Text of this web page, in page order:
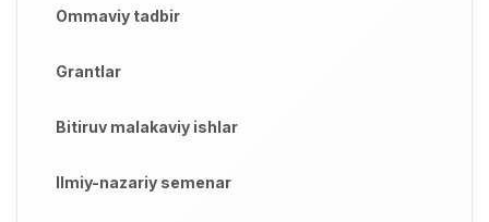
Ommaviy tadbir
Grantlar
Bitiruv malakaviy ishlar
Ilmiy-nazariy semenar